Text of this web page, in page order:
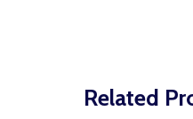
Related